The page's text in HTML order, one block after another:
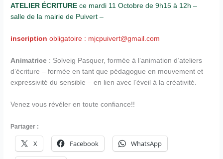
ATELIER ÉCRITURE ce mardi 11 Octobre de 9h15 à 12h –
salle de la mairie de Puivert –
inscriptionobligatoire : mjcpuivert@gmail.com
Animatrice : Solveig Pasquer, formée à l’animation d’ateliers
d’écriture – formée en tant que pédagogue en mouvement et
expressivité du sensible – en lien avec l’éveil à la créativité.
Venez vous révéler en toute confiance!!
Partager :
X Facebook WhatsApp